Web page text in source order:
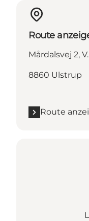
Route
Mårdalsvej 2,
8860 Ulstrup
Route